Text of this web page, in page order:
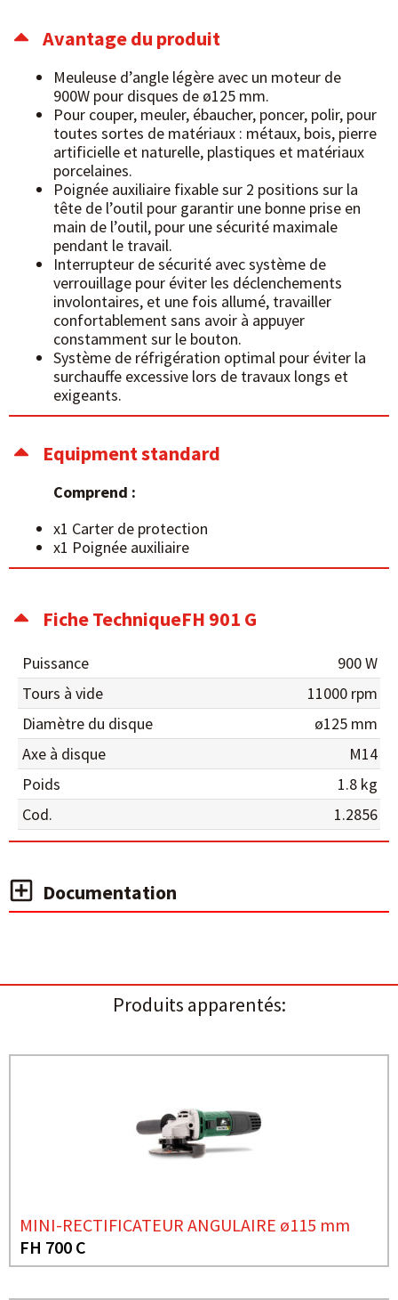
Avantage du produit
Meuleuse d’angle légère avec un moteur de
900W pour disques de ø125 mm.
Pour couper, meuler, ébaucher, poncer, polir, pour
toutes sortes de matériaux : métaux, bois, pierre
artificielle et naturelle, plastiques et matériaux
porcelaines.
Poignée auxiliaire fixable sur 2 positions sur la
tête de l’outil pour garantir une bonne prise en
main de l’outil, pour une sécurité maximale
pendant le travail.
Interrupteur de sécurité avec système de
verrouillage pour éviter les déclenchements
involontaires, et une fois allumé, travailler
confortablement sans avoir à appuyer
constamment sur le bouton.
Système de réfrigération optimal pour éviter la
surchauffe excessive lors de travaux longs et
exigeants.
Equipment standard
Comprend :
x1 Carter de protection
x1 Poignée auxiliaire
Fiche TechniqueFH 901 G
Puissance
900 W
Tours à vide
11000 rpm
Diamètre du disque
ø125 mm
Axe à disque
M14
Poids
1.8 kg
Cod.
1.2856
Documentation
Produits apparentés:
MINI-RECTIFICATEUR ANGULAIRE ø115 mm
FH 700 C